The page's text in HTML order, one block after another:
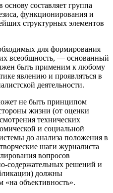
составляет группа
функционирования и
структурных элементов
для формирования
всеобщность, — основанный
быть применим к любому
явлению и проявляться в
деятельности.
не быть принципом
жизни (от оценки
технических
и социальной
до анализа положения в
шаги журналиста
вопросов
содержательных решений и
должны
«на объективность».